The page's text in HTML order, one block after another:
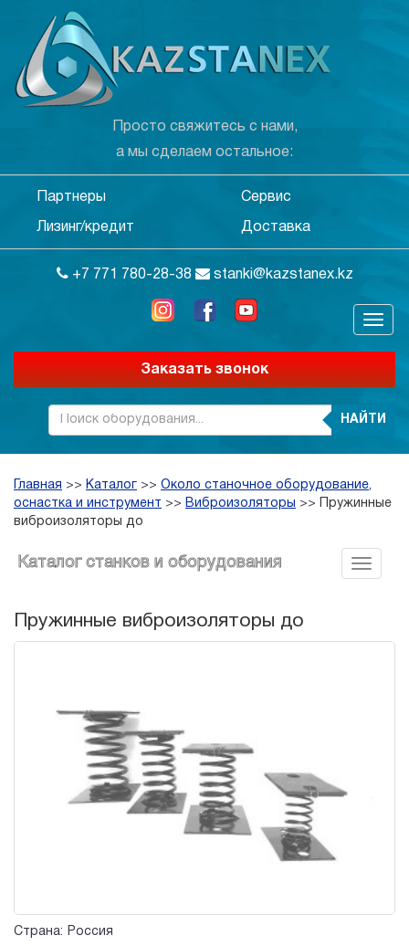
Просто свяжитесь с нами,
а мы сделаем остальное:
Партнеры Сервис
Лизинг/кредит Доставка
+7 771 780-28-38 stanki@kazstanex.kz
Заказать звонок
НАЙТИ
Главная >> Каталог >> Около станочное оборудование,
оснастка и инструмент >> Виброизоляторы >>
Пружинные
виброизоляторы до
Каталог станков и оборудования
Пружинные виброизоляторы до
Страна:
Россия